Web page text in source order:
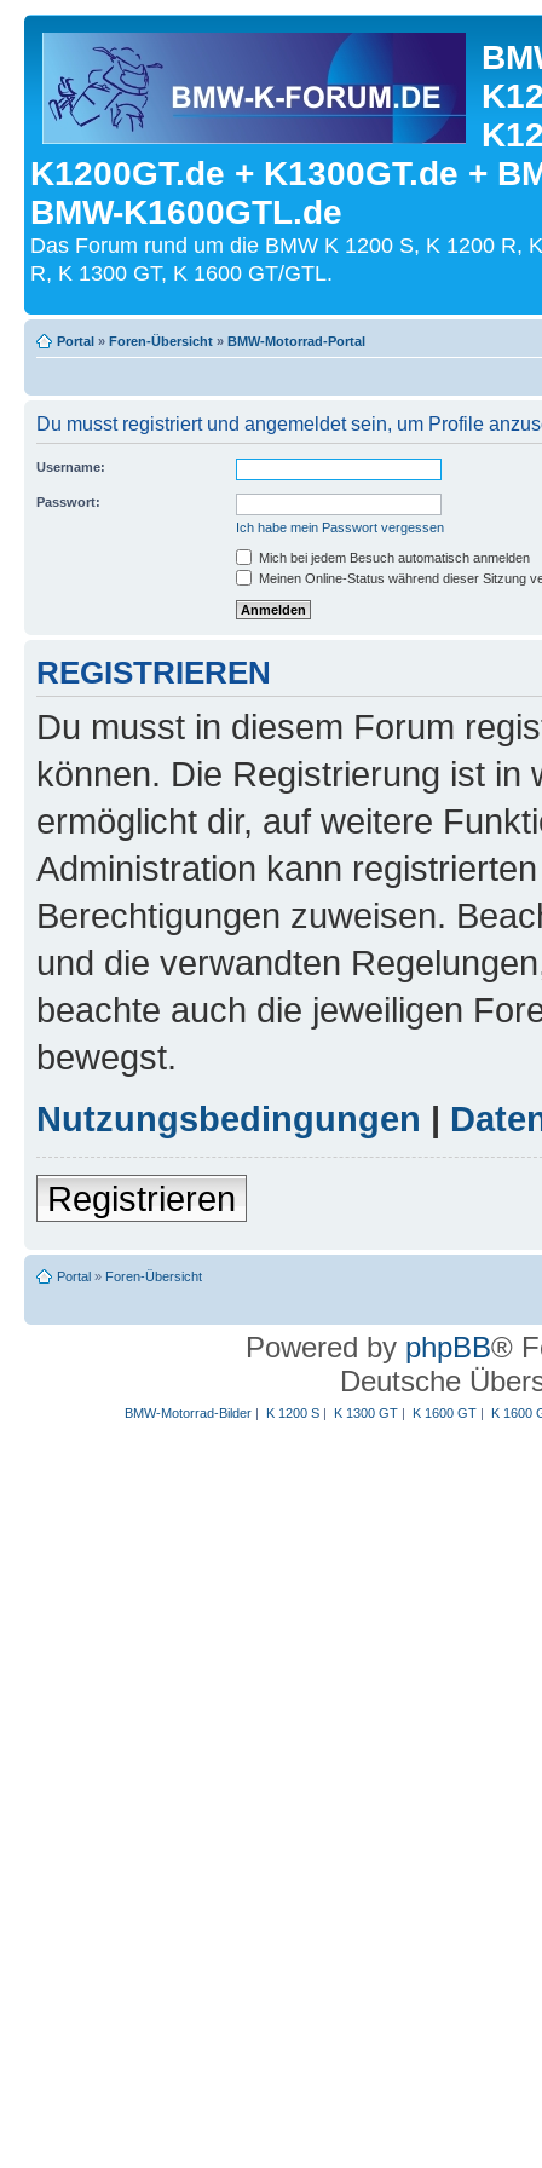
K1200GT.de + K1300GT.de +
BMW-K1600GTL.de
Das Forum rund um die BMW K 1200 S, K 1200 R,
R, K 1300 GT, K 1600 GT/GTL.
Portal » Foren-Übersicht » BMW-Motorrad-Portal
Du musst registriert und angemeldet sein, um Profile
Username:
Passwort:
Ich habe mein Passwort vergessen
Mich bei jedem Besuch automatisch anmelden
Meinen Online-Status während dieser Sitzung
REGISTRIEREN
Du musst in diesem Forum
können. Die Registrierung ist in
ermöglicht dir, auf weitere
Administration kann
Berechtigungen zuweisen.
und die verwandten
beachte auch die jeweiligen
bewegst.
Nutzungsbedingungen |
Registrieren
Portal » Foren-Übersicht
Powered by phpBB®
Deutsche
BMW-Motorrad-Bilder| K 1200 S| K 1300 GT| K 1600 GT| K 1600